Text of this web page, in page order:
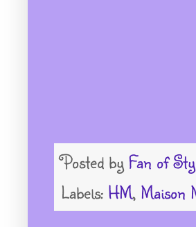
Posted by Fan of
Labels: HM, Maison